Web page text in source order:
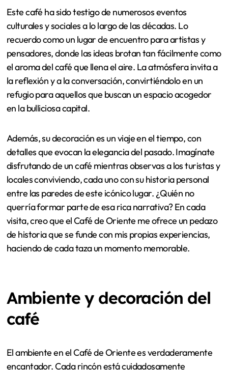
Este café ha sido testigo de numerosos eventos
culturales y sociales a lo largo de las décadas. Lo
recuerdo como un lugar de encuentro para artistas y
pensadores, donde las ideas brotan tan fácilmente como
el aroma del café que llena el aire. La atmósfera invita a
la reflexión y a la conversación, convirtiéndolo en un
refugio para aquellos que buscan un espacio acogedor
en la bulliciosa capital.
Además, su decoración es un viaje en el tiempo, con
detalles que evocan la elegancia del pasado. Imagínate
disfrutando de un café mientras observas a los turistas y
locales conviviendo, cada uno con su historia personal
entre las paredes de este icónico lugar. ¿Quién no
querría formar parte de esa rica narrativa? En cada
visita, creo que el Café de Oriente me ofrece un pedazo
de historia que se funde con mis propias experiencias,
haciendo de cada taza un momento memorable.